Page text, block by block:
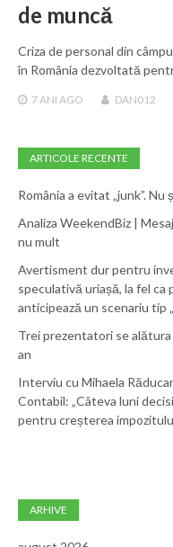
de muncă
Criza de personal din
în România dezvoltată
7 ANI AGO DAN012
ARTICOLE RECENTE
România a evitat „junk”. Nu
Analiza WeekendBiz |
nu mult
Avertisment dur pentru
speculativă uriașă, la fel ca
anticipează un scenariu tip
Trei prezentatori se
an
Interviu cu Mihaela
Contabil: „Câteva luni
pentru creșterea
ARHIVE